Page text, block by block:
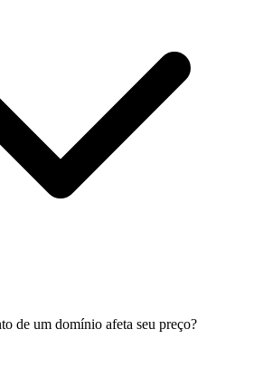
de um domínio afeta seu preço?